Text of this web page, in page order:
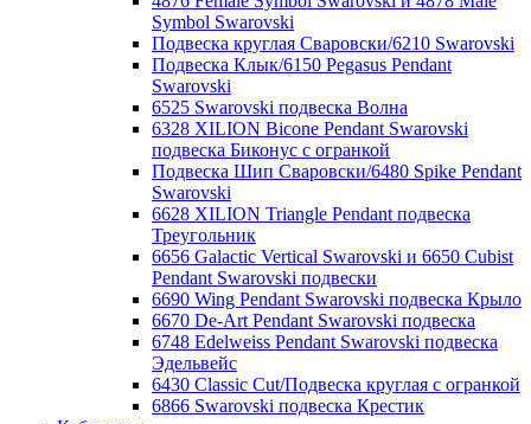
Symbol Swarovski
Подвеска круглая Сваровски/6210 Swarovski
Подвеска Клык/6150 Pegasus Pendant
Swarovski
6525 Swarovski подвеска Волна
6328 XILION Bicone Pendant Swarovski
подвеска Биконус c огранкой
Подвеска Шип Сваровски/6480 Spike Pendant
Swarovski
6628 XILION Triangle Pendant подвеска
Треугольник
6656 Galactic Vertical Swarovski и 6650 Cubist
Pendant Swarovski подвески
6690 Wing Pendant Swarovski подвеска Крыло
6670 De-Art Pendant Swarovski подвеска
6748 Edelweiss Pendant Swarovski подвеска
Эдельвейс
6430 Classic Cut/Подвеска круглая с огранкой
6866 Swarovski подвеска Крестик